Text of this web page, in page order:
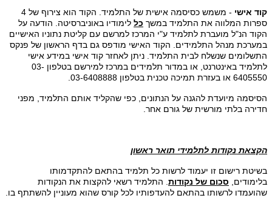
קוד אישי
- משמש כסיסמה אישית של התלמיד. הקוד הוא צירוף של 4
ספרות המלווה את התלמיד במשך כל לימודיו באוניברסיטה. הודעה על
הקוד הנ"ל מועברת לתלמיד ע"י המרכז למרשם עם קליטת נתוניו האישיים
במערכת מנהל התלמידים. הקוד האישי מודפס גם בדף הראשון של פנקס
התשלומים שנשלח לבית התלמיד. ניתן לאחזר קוד אישי במידע אישי
לתלמיד באינטרנט, או במדור תלמידים במרכז למירשם בטלפון 03-
6405550 או בעזרת תמיכה טכנית בטלפון 03-6408888.
הסיסמה מיועדת להגנה על הנתונים, כפי שהקליד אותם התלמיד, מפני
חדירה בלתי מורשית של גורם אחר.
הקצאת נקודות לתלמידי תואר ראשון
בשיטת רישום זו יעמוד לרשות כל תלמיד בהתאם להתקדמותו
בלימודים, סכום של נקודות . התלמיד רשאי להקצות את הנקודות
שהועמדו לרשותו בהתאם להעדפותיו לכל קורס שהוא מעוניין להשתתף בו.